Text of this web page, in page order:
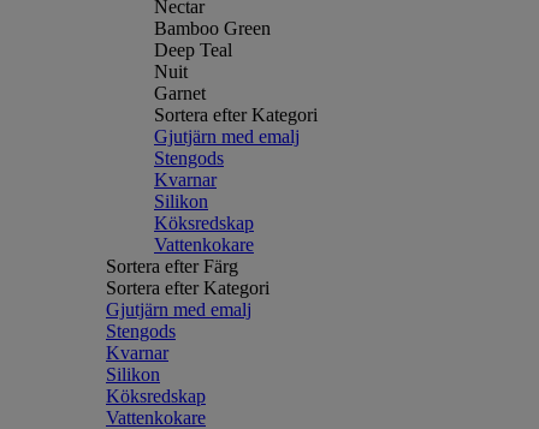
Nectar
Bamboo Green
Deep Teal
Nuit
Garnet
Sortera efter Kategori
Gjutjärn med emalj
Stengods
Kvarnar
Silikon
Köksredskap
Vattenkokare
Sortera efter Färg
Sortera efter Kategori
Gjutjärn med emalj
Stengods
Kvarnar
Silikon
Köksredskap
Vattenkokare